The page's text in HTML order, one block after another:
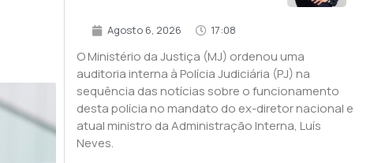
Agosto 6, 2026 17:08
O Ministério da Justiça (MJ) ordenou uma
auditoria interna à Polícia Judiciária (PJ) na
sequência das notícias sobre o funcionamento
desta polícia no mandato do ex-diretor nacional e
atual ministro da Administração Interna, Luís
Neves.